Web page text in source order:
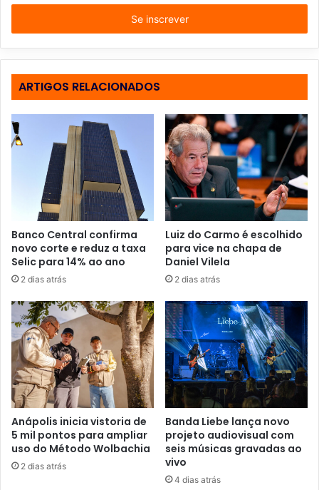
s
r
a
e
n
o
d
e
e
a
i
l
ARTIGOS RELACIONADOS
Banco Central confirma
novo corte e reduz a taxa
Selic para 14% ao ano
2 dias atrás
Luiz do Carmo é escolhido
para vice na chapa de
Daniel Vilela
2 dias atrás
Anápolis inicia vistoria de
5 mil pontos para ampliar
uso do Método Wolbachia
2 dias atrás
Banda Liebe lança novo
projeto audiovisual com
seis músicas gravadas ao
vivo
4 dias atrás